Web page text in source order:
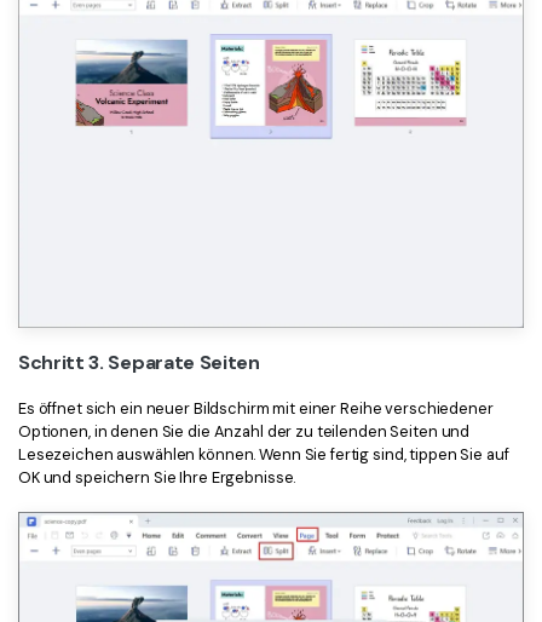
Schritt 3. Separate Seiten
Es öffnet sich ein neuer Bildschirm mit einer Reihe verschiedener
Optionen, in denen Sie die Anzahl der zu teilenden Seiten und
Lesezeichen auswählen können. Wenn Sie fertig sind, tippen Sie auf
OK und speichern Sie Ihre Ergebnisse.